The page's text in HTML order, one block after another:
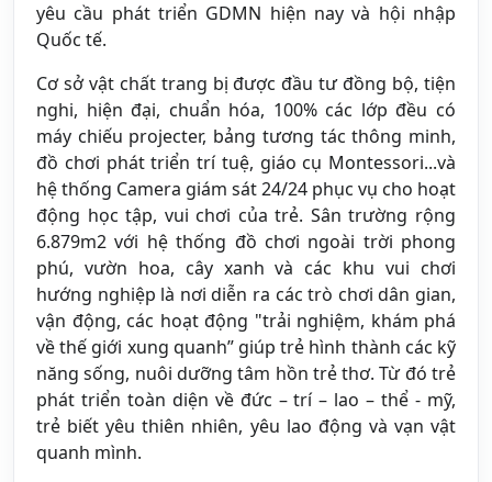
yêu cầu phát triển GDMN hiện nay và hội nhập
Quốc tế.
Cơ sở vật chất trang bị được đầu tư đồng bộ, tiện
nghi, hiện đại, chuẩn hóa, 100% các lớp đều có
máy chiếu projecter, bảng tương tác thông minh,
đồ chơi phát triển trí tuệ, giáo cụ Montessori...và
hệ thống Camera giám sát 24/24 phục vụ cho hoạt
động học tập, vui chơi của trẻ. Sân trường rộng
6.879m2 với hệ thống đồ chơi ngoài trời phong
phú, vườn hoa, cây xanh và các khu vui chơi
hướng nghiệp là nơi diễn ra các trò chơi dân gian,
vận động, các hoạt động "trải nghiệm, khám phá
về thế giới xung quanh” giúp trẻ hình thành các kỹ
năng sống, nuôi dưỡng tâm hồn trẻ thơ. Từ đó trẻ
phát triển toàn diện về đức – trí – lao – thể - mỹ,
trẻ biết yêu thiên nhiên, yêu lao động và vạn vật
quanh mình.